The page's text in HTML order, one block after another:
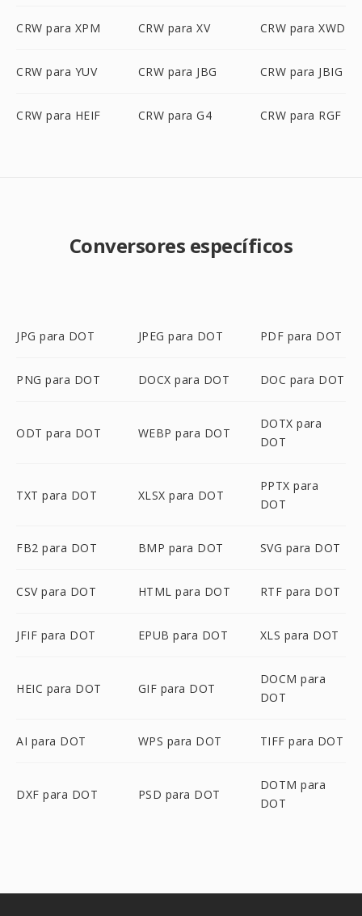
CRW para XPM CRW para XV CRW para XWD
CRW para YUV CRW para JBG CRW para JBIG
CRW para HEIF CRW para G4 CRW para RGF
Conversores específicos
JPG para DOT JPEG para DOT PDF para DOT
PNG para DOT DOCX para DOT DOC para DOT
ODT para DOT WEBP para DOT
DOTX para
DOT
TXT para DOT XLSX para DOT
PPTX para
DOT
FB2 para DOT BMP para DOT SVG para DOT
CSV para DOT HTML para DOT RTF para DOT
JFIF para DOT EPUB para DOT XLS para DOT
HEIC para DOT GIF para DOT
DOCM para
DOT
AI para DOT WPS para DOT TIFF para DOT
DXF para DOT PSD para DOT
DOTM para
DOT